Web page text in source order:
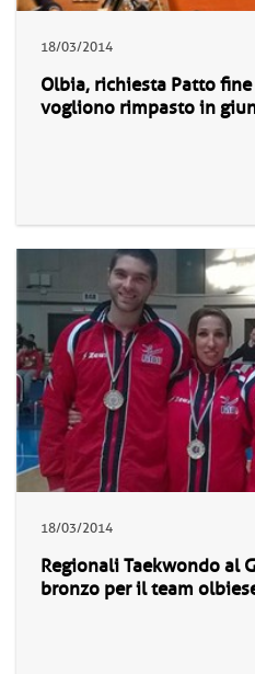
18/03/2014
Olbia, richiesta Patto
vogliono rimpasto in
18/03/2014
Regionali Taekwondo al
bronzo per il team